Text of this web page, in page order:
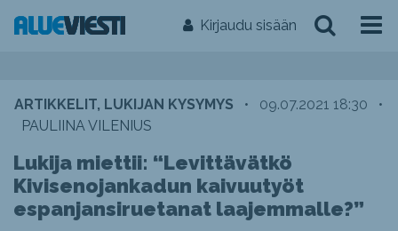
Kirjaudu sisään
ARTIKKELIT, LUKIJAN KYSYMYS • 09.07.2021 18:30
•
PAULIINA VILENIUS
Lukija miettii: “Levittävätkö
Kivisenojankadun kaivuutyöt
espanjansiruetanat laajemmalle?”